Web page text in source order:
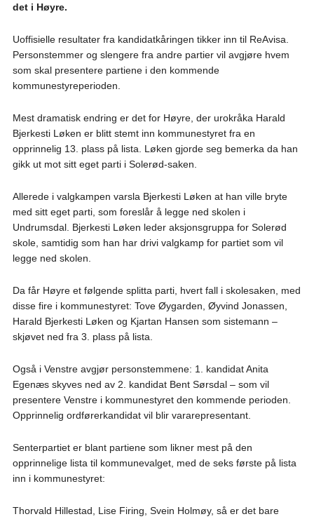
det i Høyre.
Uoffisielle resultater fra kandidatkåringen tikker inn til ReAvisa.
Personstemmer og slengere fra andre partier vil avgjøre hvem
som skal presentere partiene i den kommende
kommunestyreperioden.
Mest dramatisk endring er det for Høyre, der urokråka Harald
Bjerkesti Løken er blitt stemt inn kommunestyret fra en
opprinnelig 13. plass på lista. Løken gjorde seg bemerka da han
gikk ut mot sitt eget parti i Solerød-saken.
Allerede i valgkampen varsla Bjerkesti Løken at han ville bryte
med sitt eget parti, som foreslår å legge ned skolen i
Undrumsdal. Bjerkesti Løken leder aksjonsgruppa for Solerød
skole, samtidig som han har drivi valgkamp for partiet som vil
legge ned skolen.
Da får Høyre et følgende splitta parti, hvert fall i skolesaken, med
disse fire i kommunestyret: Tove Øygarden, Øyvind Jonassen,
Harald Bjerkesti Løken og Kjartan Hansen som sistemann –
skjøvet ned fra 3. plass på lista.
Også i Venstre avgjør personstemmene: 1. kandidat Anita
Egenæs skyves ned av 2. kandidat Bent Sørsdal – som vil
presentere Venstre i kommunestyret den kommende perioden.
Opprinnelig ordførerkandidat vil blir vararepresentant.
Senterpartiet er blant partiene som likner mest på den
opprinnelige lista til kommunevalget, med de seks første på lista
inn i kommunestyret:
Thorvald Hillestad, Lise Firing, Svein Holmøy, så er det bare